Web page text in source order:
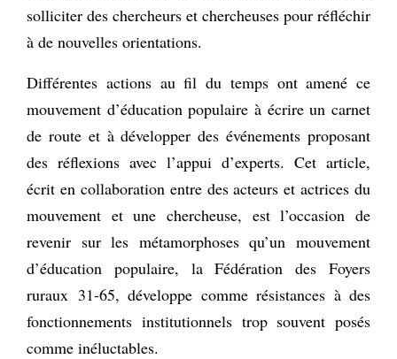
solliciter des chercheurs et chercheuses pour réfléchir
à de nouvelles orientations.
Différentes actions au fil du temps ont amené ce
mouvement d’éducation populaire à écrire un carnet
de route et à développer des événements proposant
des réflexions avec l’appui d’experts. Cet article,
écrit en collaboration entre des acteurs et actrices du
mouvement et une chercheuse, est l’occasion de
revenir sur les métamorphoses qu’un mouvement
d’éducation populaire, la Fédération des Foyers
ruraux 31‑65, développe comme résistances à des
fonctionnements institutionnels trop souvent posés
comme inéluctables.